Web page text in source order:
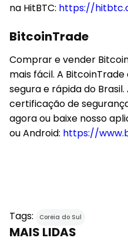
na HitBTC: https://
BitcoinTrade
Comprar e vender
mais fácil. A
segura e rápida do
certificação de
agora ou baixe nosso
ou Android: https://
Tags: Coreia do Sul
MAIS LIDAS